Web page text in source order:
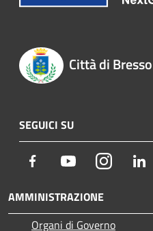
Città di Bresso
SEGUICI SU
Facebook YoutubeInstagram
AMMINISTRAZIONE
Organi di Governo